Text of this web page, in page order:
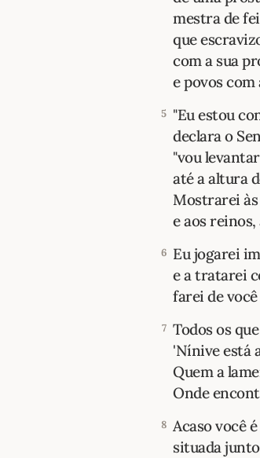
mestra de
que
com a sua
e povos
5 "Eu estou
declara o
"vou
até a altura
Mostrarei às
e aos reinos,
6 Eu jogarei
e a tratarei
farei de
7 Todos os
'Nínive está
Quem a
Onde
8 Acaso você
situada